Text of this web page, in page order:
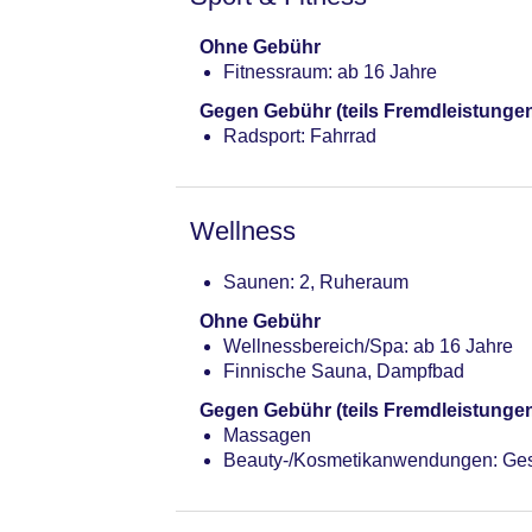
Ohne Gebühr
Fitnessraum: ab 16 Jahre
Gegen Gebühr (teils
Radsport: Fahrrad
Wellness
Saunen: 2, Ruheraum
Ohne Gebühr
Wellnessbereich/Spa: ab 16 Jahre
Finnische Sauna, Dampfbad
Gegen Gebühr (teils
Massagen
Beauty-/Kosmetikanwendungen: